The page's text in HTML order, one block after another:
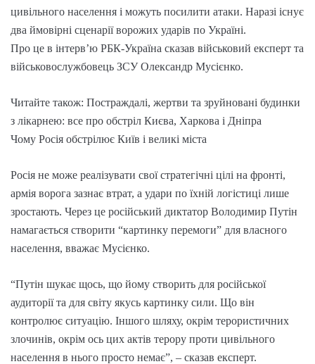
цивільного населення і можуть посилити атаки. Наразі існує
два ймовірні сценарії ворожих ударів по Україні.
Про це в інтерв’ю РБК-Україна сказав військовий експерт та
військовослужбовець ЗСУ Олександр Мусієнко.
Читайте також: Постраждалі, жертви та зруйновані будинки
з лікарнею: все про обстріл Києва, Харкова і Дніпра
Чому Росія обстрілює Київ і великі міста
Росія не може реалізувати свої стратегічні цілі на фронті,
армія ворога зазнає втрат, а удари по їхній логістиці лише
зростають. Через це російський диктатор Володимир Путін
намагається створити “картинку перемоги” для власного
населення, вважає Мусієнко.
“Путін шукає щось, що йому створить для російської
аудиторії та для світу якусь картинку сили. Що він
контролює ситуацію. Іншого шляху, окрім терористичних
злочинів, окрім ось цих актів терору проти цивільного
населення в нього просто немає”, – сказав експерт.